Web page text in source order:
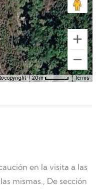
copyright 20 m Terms
en la visita a las
mismas., De sección